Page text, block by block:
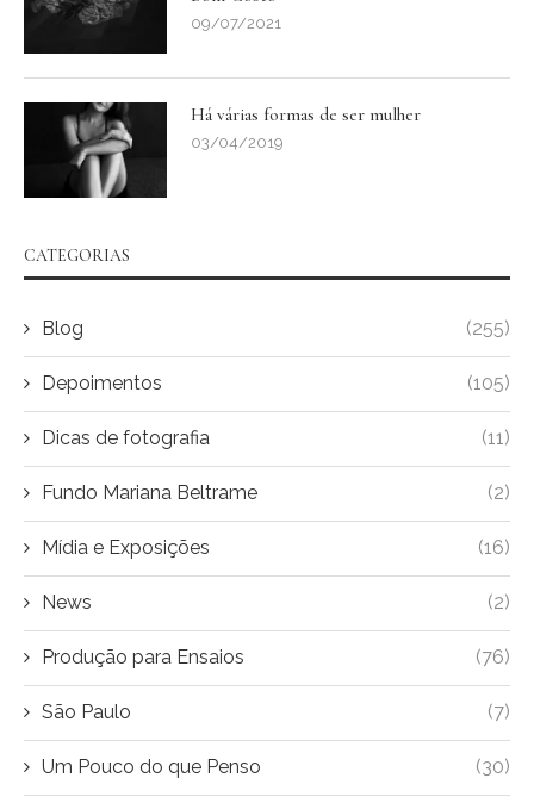
09/07/2021
Há várias formas de ser mulher
03/04/2019
CATEGORIAS
Blog (255)
Depoimentos (105)
Dicas de fotografia (11)
Fundo Mariana Beltrame (2)
Mídia e Exposições (16)
News (2)
Produção para Ensaios (76)
São Paulo (7)
Um Pouco do que Penso (30)